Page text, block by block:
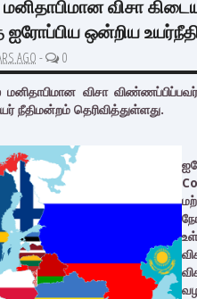
விசா
ஒன்றிய
AGO - 0
விசா
நீதிமன்றம் தெரிவித்துள்ளது.